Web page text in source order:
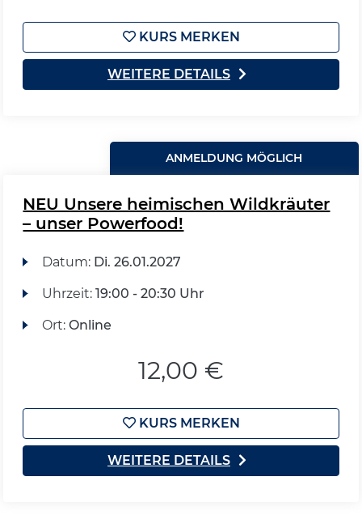
KURS MERKEN
WEITERE DETAILS
ANMELDUNG MÖGLICH
NEU Unsere heimischen Wildkräuter
– unser Powerfood!
Datum: Di. 26.01.2027
Uhrzeit: 19:00 - 20:30 Uhr
Ort: Online
12,00 €
KURS MERKEN
WEITERE DETAILS